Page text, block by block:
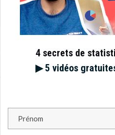
commentaire
4 secrets de
▶︎ 5 vidéos